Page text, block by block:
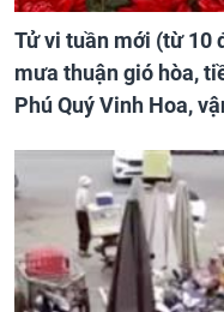
Tử vi tuần mới (từ 10
mưa thuận gió hòa,
Phú Quý Vinh Hoa,